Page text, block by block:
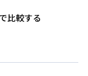
比較する